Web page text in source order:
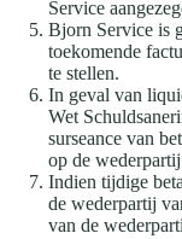
Service
Bjorn Service is
toekomende
te stellen.
In geval van
Wet
surseance van
op de
Indien tijdige
de wederpartij
van de